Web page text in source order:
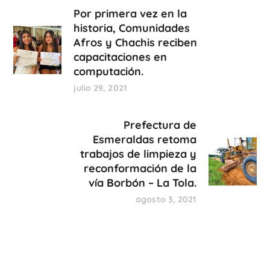
Por primera vez en la
historia, Comunidades
Afros y Chachis reciben
capacitaciones en
computación.
julio 29, 2021
Prefectura de
Esmeraldas retoma
trabajos de limpieza y
reconformación de la
vía Borbón – La Tola.
agosto 3, 2021